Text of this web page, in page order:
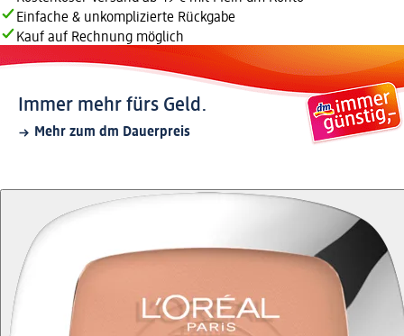
Einfache & unkomplizierte Rückgabe
Kauf auf Rechnung möglich
Immer mehr fürs Geld.
Mehr zum dm Dauerpreis